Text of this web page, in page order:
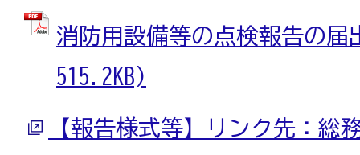
消防用設備等の点検報告の届
515.2KB)
【報告様式等】リンク先：総